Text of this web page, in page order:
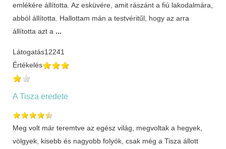
emlékére állította. Az esküvére, amit rászánt a fiú lakodalmára,
abból állította. Hallottam mán a testvéritűl, hogy az arra
állította azt a ...
Látogatás12241
Értékelés
A Tisza eredete
Meg volt már teremtve az egész világ, megvoltak a hegyek,
völgyek, kisebb és nagyobb folyók, csak még a Tisza állott